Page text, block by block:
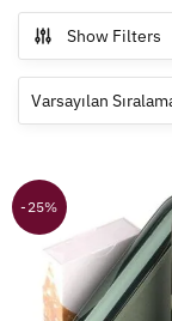
Show Filters
-25%